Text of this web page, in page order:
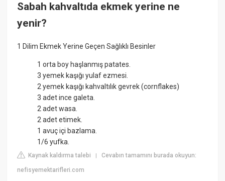
Sabah kahvaltıda ekmek yerine ne
yenir?
1 Dilim Ekmek Yerine Geçen Sağlıklı Besinler
1 orta boy haşlanmış patates.
3 yemek kaşığı yulaf ezmesi.
2 yemek kaşığı kahvaltılık gevrek (cornflakes)
3 adet ince galeta.
2 adet wasa.
2 adet etimek.
1 avuç içi bazlama.
1/6 yufka.
Kaynak kaldırma talebi |Cevabın tamamını burada okuyun:
nefisyemektarifleri.com